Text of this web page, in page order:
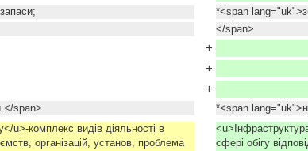
*<span
</span>
+
+
+
span> *<span
u>-комплекс видів діяльності в
організацій, установ, проблема
сфері обігу